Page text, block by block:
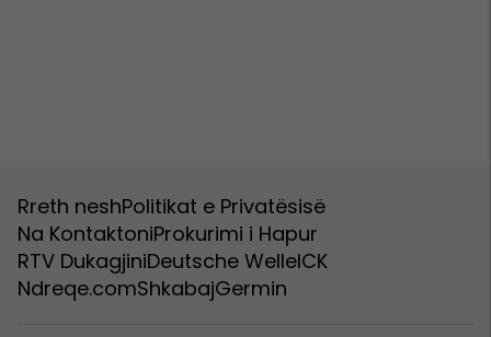
Rreth neshPolitikat e Privatësisë
Na KontaktoniProkurimi i Hapur
RTV DukagjiniDeutsche WelleICK
Ndreqe.comShkabajGermin